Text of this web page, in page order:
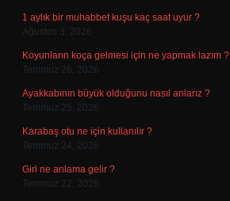
1 aylık bir muhabbet kuşu kaç saat uyur ?
Ağustos 3, 2026
Koyunların koça gelmesi için ne yapmak lazım ?
Temmuz 26, 2026
Ayakkabının büyük olduğunu nasıl anlarız ?
Temmuz 25, 2026
Karabaş otu ne için kullanılır ?
Temmuz 24, 2026
Girl ne anlama gelir ?
Temmuz 22, 2026